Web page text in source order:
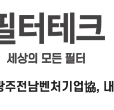
전남벤처기업協,